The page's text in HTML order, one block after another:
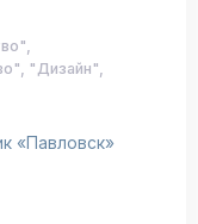
"Дизайн",
«Павловск»